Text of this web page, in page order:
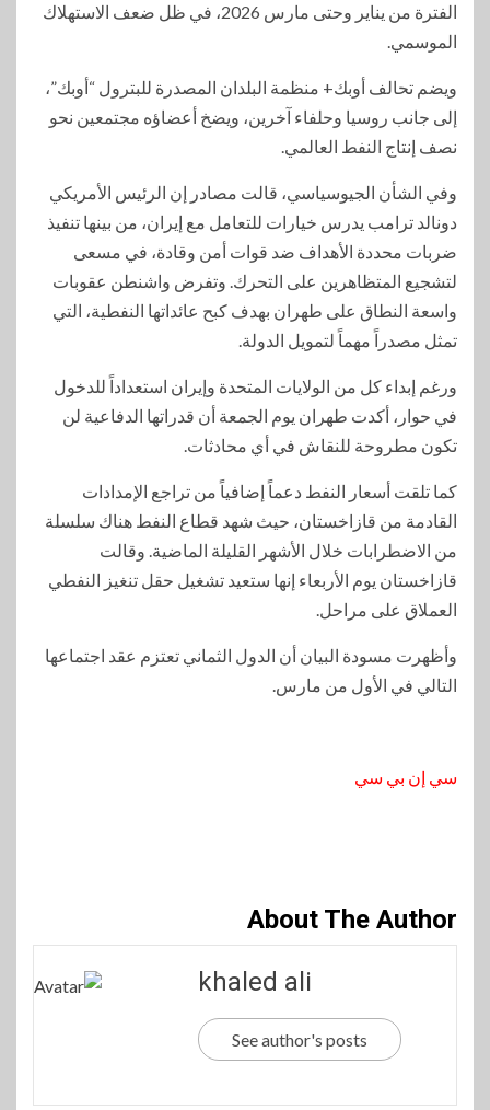
الفترة من يناير وحتى مارس 2026، في ظل ضعف الاستهلاك
الموسمي.
ويضم تحالف أوبك+ منظمة البلدان المصدرة للبترول “أوبك”،
إلى جانب روسيا وحلفاء آخرين، ويضخ أعضاؤه مجتمعين نحو
نصف إنتاج النفط العالمي.
وفي الشأن الجيوسياسي، قالت مصادر إن الرئيس الأمريكي
دونالد ترامب يدرس خيارات للتعامل مع إيران، من بينها تنفيذ
ضربات محددة الأهداف ضد قوات أمن وقادة، في مسعى
لتشجيع المتظاهرين على التحرك. وتفرض واشنطن عقوبات
واسعة النطاق على طهران بهدف كبح عائداتها النفطية، التي
تمثل مصدراً مهماً لتمويل الدولة.
ورغم إبداء كل من الولايات المتحدة وإيران استعداداً للدخول
في حوار، أكدت طهران يوم الجمعة أن قدراتها الدفاعية لن
تكون مطروحة للنقاش في أي محادثات.
كما تلقت أسعار النفط دعماً إضافياً من تراجع الإمدادات
القادمة من قازاخستان، حيث شهد قطاع النفط هناك سلسلة
من الاضطرابات خلال الأشهر القليلة الماضية. وقالت
قازاخستان يوم الأربعاء إنها ستعيد تشغيل حقل تنغيز النفطي
العملاق على مراحل.
وأظهرت مسودة البيان أن الدول الثماني تعتزم عقد اجتماعها
التالي في الأول من مارس.
سي إن بي سي
About The Author
khaled ali
See author's posts